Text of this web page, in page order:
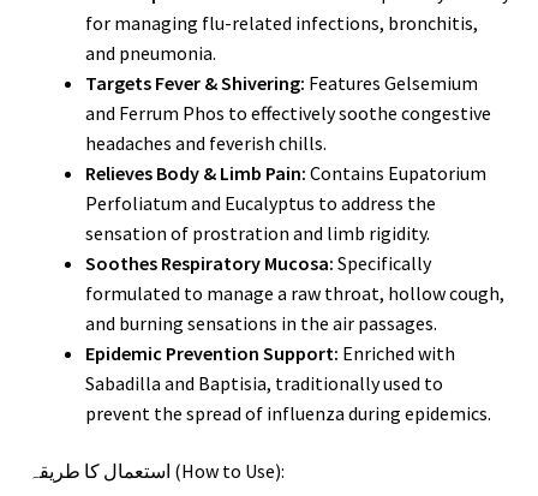
for managing flu-related infections, bronchitis,
and pneumonia.
Targets Fever & Shivering: Features Gelsemium
and Ferrum Phos to effectively soothe congestive
headaches and feverish chills.
Relieves Body & Limb Pain: Contains Eupatorium
Perfoliatum and Eucalyptus to address the
sensation of prostration and limb rigidity.
Soothes Respiratory Mucosa: Specifically
formulated to manage a raw throat, hollow cough,
and burning sensations in the air passages.
Epidemic Prevention Support: Enriched with
Sabadilla and Baptisia, traditionally used to
prevent the spread of influenza during epidemics.
استعمال کا طریقہ (How to Use):